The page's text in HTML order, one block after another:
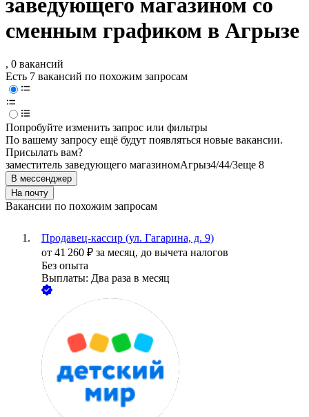
сменным графиком в Агрызе
, 0 вакансий
Есть 7 вакансий по похожим запросам
Попробуйте изменить запрос или фильтры
По вашему запросу ещё будут появляться новые вакансии.
Присылать вам?
заместитель заведующего магазиномАгрыз4/44/3еще 8
В мессенджер
На почту
Вакансии по похожим запросам
Продавец-кассир (ул. Гагарина, д. 9)
от 41 260 ₽ за месяц, до вычета налогов
Без опыта
Выплаты: Два раза в месяц